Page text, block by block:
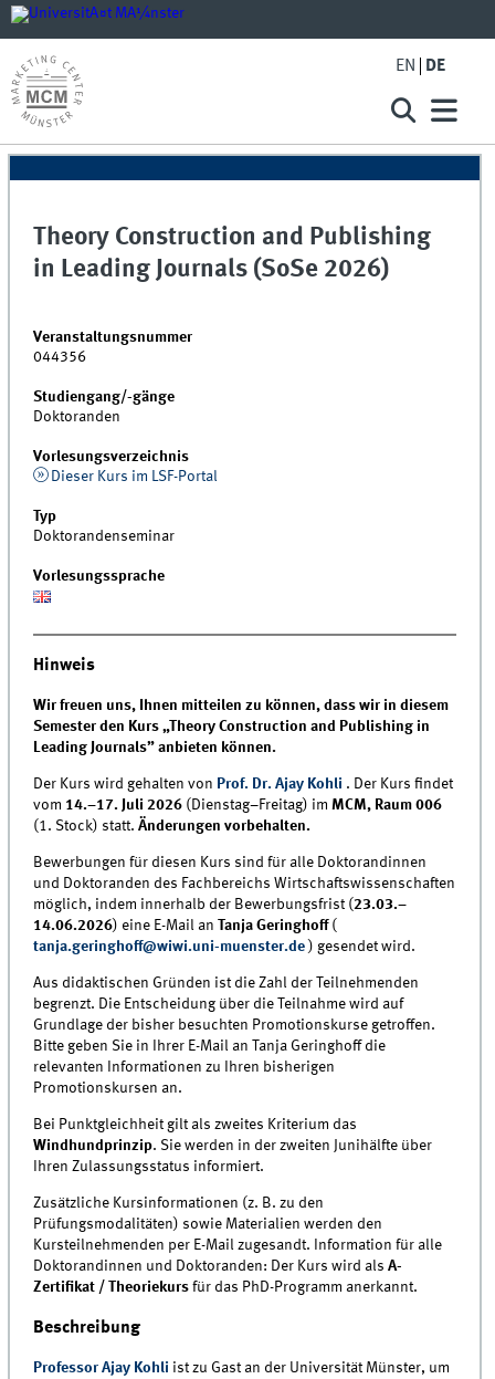
EN DE
Theory Construction and Publishing
in Leading Journals (SoSe 2026)
Veranstaltungsnummer
044356
Studiengang/-gänge
Doktoranden
Vorlesungsverzeichnis
Dieser Kurs im LSF-Portal
Typ
Doktorandenseminar
Vorlesungssprache
Hinweis
Wir freuen uns, Ihnen mitteilen zu können, dass wir in diesem
Semester den Kurs „Theory Construction and Publishing in
Leading Journals” anbieten können.
Der Kurs wird gehalten von Prof. Dr. Ajay Kohli . Der Kurs findet
vom 14.–17. Juli 2026 (Dienstag–Freitag) imMCM, Raum 006
(1. Stock) statt.Änderungen vorbehalten.
Bewerbungen für diesen Kurs sind für alle Doktorandinnen
und Doktoranden des Fachbereichs Wirtschaftswissenschaften
möglich, indem innerhalb der Bewerbungsfrist (23.03.–
14.06.2026) eine E-Mail anTanja Geringhoff(
tanja.geringhoff@wiwi.uni-muenster.de ) gesendet wird.
Aus didaktischen Gründen ist die Zahl der Teilnehmenden
begrenzt. Die Entscheidung über die Teilnahme wird auf
Grundlage der bisher besuchten Promotionskurse getroffen.
Bitte geben Sie in Ihrer E-Mail an Tanja Geringhoff die
relevanten Informationen zu Ihren bisherigen
Promotionskursen an.
Bei Punktgleichheit gilt als zweites Kriterium das
Windhundprinzip. Sie werden in der zweiten Junihälfte über
Ihren Zulassungsstatus informiert.
Zusätzliche Kursinformationen (z. B. zu den
Prüfungsmodalitäten) sowie Materialien werden den
Kursteilnehmenden per E-Mail zugesandt. Information für alle
Doktorandinnen und Doktoranden: Der Kurs wird alsA-
Zertifikat / Theoriekurs für das PhD-Programm anerkannt.
Beschreibung
Professor Ajay Kohli ist zu Gast an der Universität Münster, um